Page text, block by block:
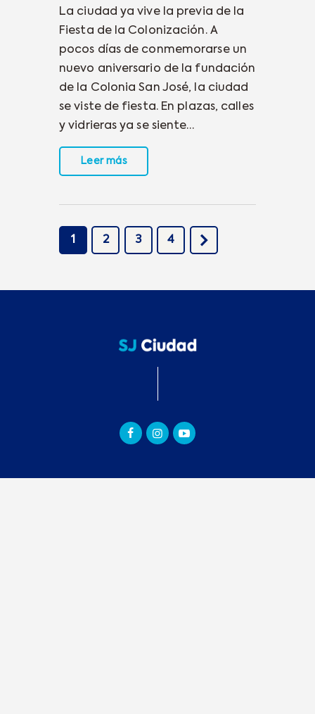
La ciudad ya vive la previa de la
Fiesta de la Colonización. A
pocos días de conmemorarse un
nuevo aniversario de la fundación
de la Colonia San José, la ciudad
se viste de fiesta. En plazas, calles
y vidrieras ya se siente…
Leer más
1 2 3 4
>